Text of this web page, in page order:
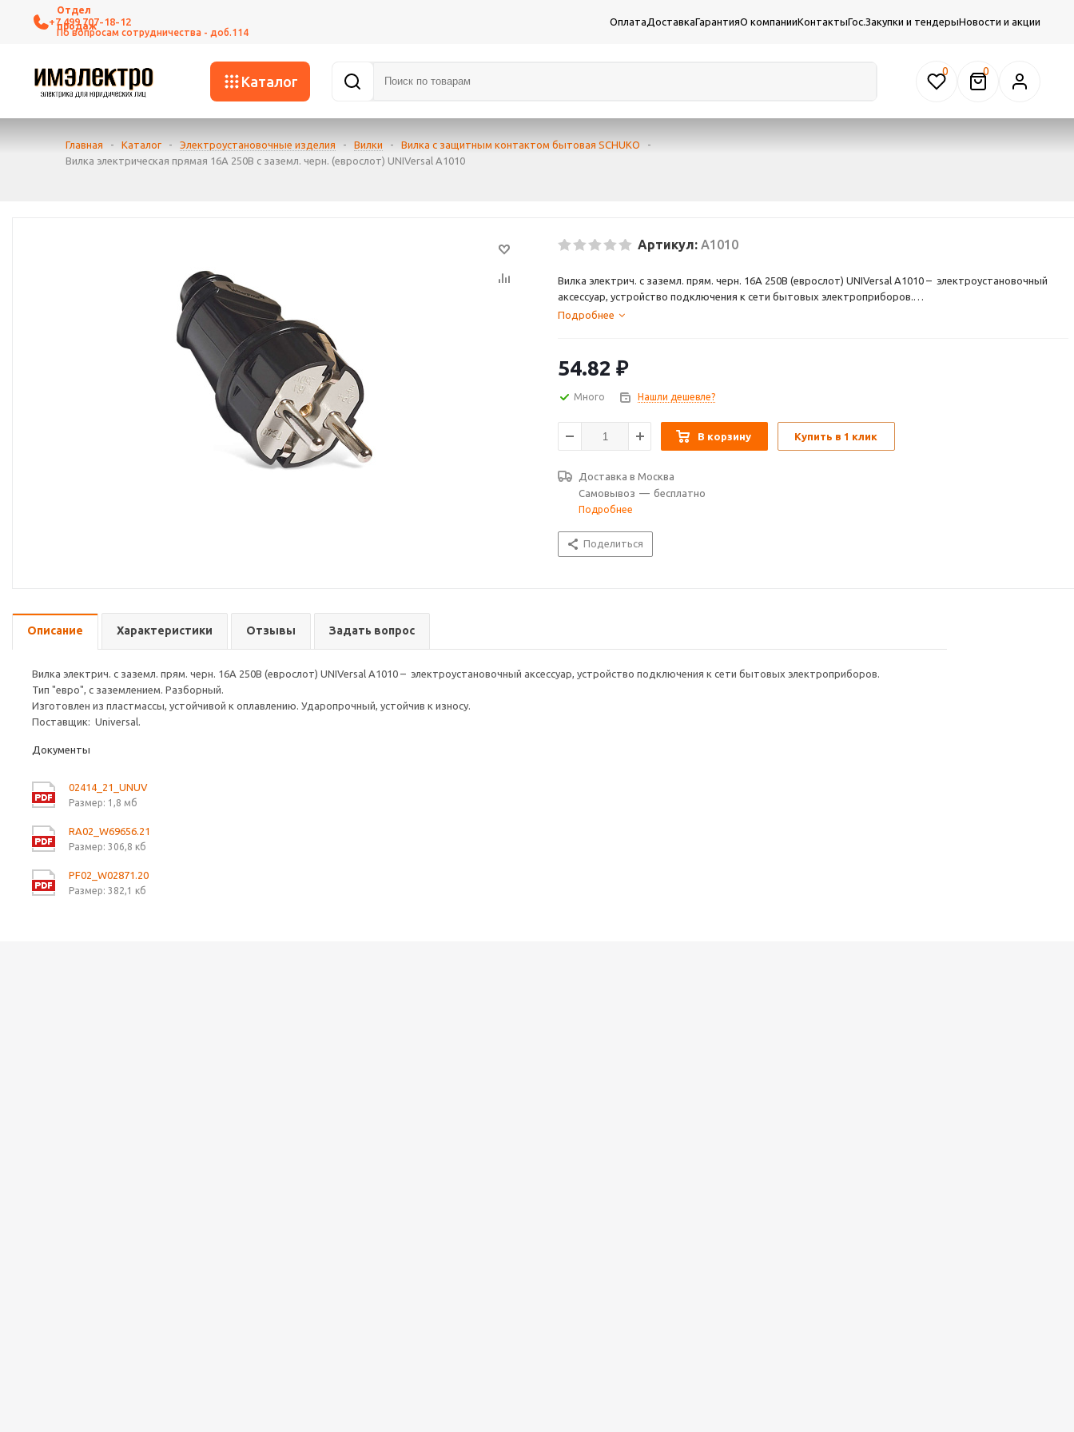
+7 499 707-18-12 ОплатаДоставкаГарантияО компанииКонтактыГос.Закупки и тендерыНовости и акции
Каталог
0
Главная - Каталог - Электроустановочные изделия - Вилки - Вилка с защитным контактом бытовая SCHUKO
-
Вилка электрическая прямая 16А 250В с заземл. черн. (еврослот) UNIVersal А1010
Артикул: А1010
Вилка электрич. с заземл. прям. черн. 16А 250В (еврослот) UNIVersal А1010 – электроустановочный
аксессуар, устройство подключения к сети бытовых электроприборов.
Тип "евро", с заземлением. Разборный.
Подробнее
54.82 ₽
Много Нашли дешевле?
В корзину Купить в 1 клик
Доставка в Москва
Самовывоз — бесплатно
Подробнее
Поделиться
Описание Характеристики Отзывы Задать вопрос
Вилка электрич. с заземл. прям. черн. 16А 250В (еврослот) UNIVersal А1010 – электроустановочный аксессуар, устройство подключения к сети бытовых электроприборов.
Тип "евро", с заземлением. Разборный.
Изготовлен из пластмассы, устойчивой к оплавлению. Ударопрочный, устойчив к износу.
Поставщик: Universal.
Документы
02414_21_UNUV
Размер: 1,8 мб
RA02_W69656.21
Размер: 306,8 кб
PF02_W02871.20
Размер: 382,1 кб